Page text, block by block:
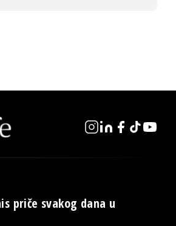
priče svakog dana u